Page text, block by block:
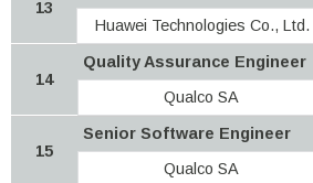
13
Huawei Technologies Co., Ltd.
14
Quality Assurance Engineer
Qualco SA
15
Senior Software Engineer
Qualco SA